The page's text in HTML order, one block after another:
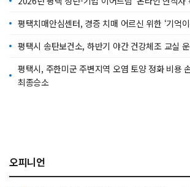
평택치매안심센터, 경증 치매 어르신 위한 ‘기억
평택시 송탄보건소, 하반기 야간 건강체조 교실
평택시, 주한미군 주변지역 오염 토양 정화 비용
최종승소
오피니언